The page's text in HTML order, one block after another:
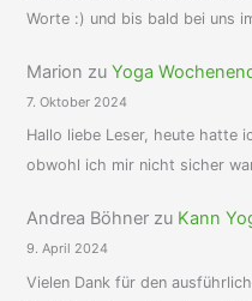
Worte :) und bis bald bei uns
Marion zuYoga
7. Oktober 2024
Hallo liebe Leser, heute hatte
obwohl ich mir nicht sicher
Andrea Böhner zu Kann
9. April 2024
Vielen Dank für den